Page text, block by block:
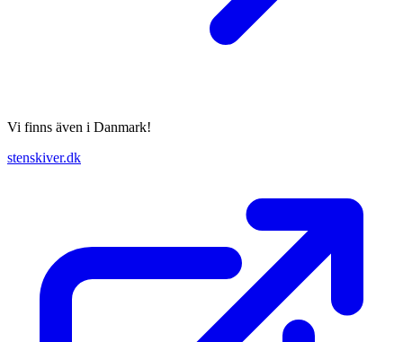
Vi finns även i Danmark!
stenskiver.dk